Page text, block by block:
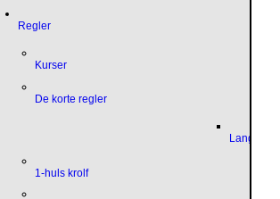
Regler
Kurser
De korte regler
1-huls krolf